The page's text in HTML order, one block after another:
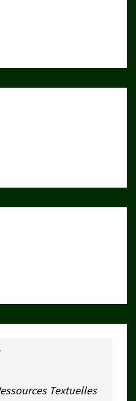
Textuelles